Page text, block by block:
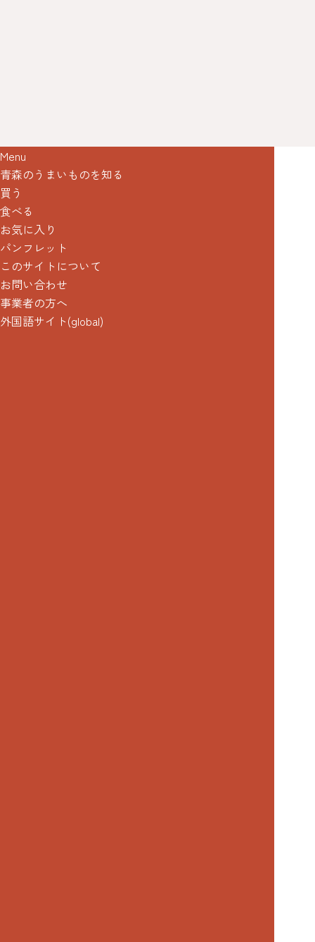
Menu
青森のうまいものを知る
買う
食べる
お気に入り
パンフレット
このサイトについて
お問い合わせ
事業者の方へ
外国語サイト(global)